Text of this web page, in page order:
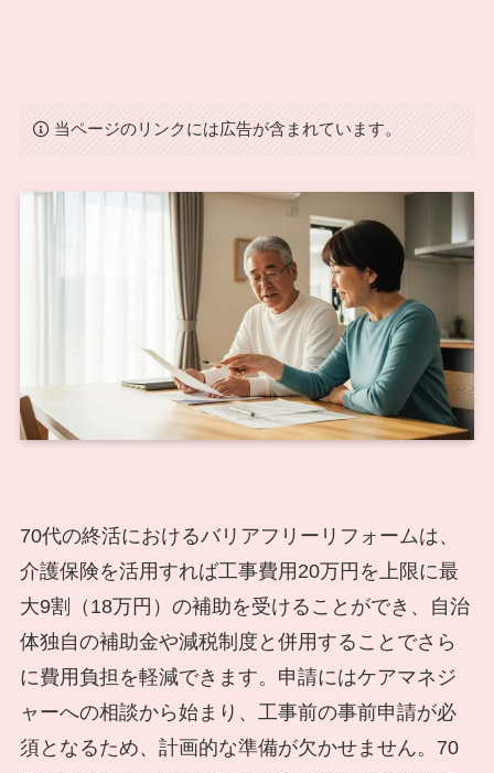
当ページのリンクには広告が含まれています。
70代の終活におけるバリアフリーリフォームは、
介護保険を活用すれば工事費用20万円を上限に最
大9割（18万円）の補助を受けることができ、自治
体独自の補助金や減税制度と併用することでさら
に費用負担を軽減できます。申請にはケアマネジ
ャーへの相談から始まり、工事前の事前申請が必
須となるため、計画的な準備が欠かせません。70